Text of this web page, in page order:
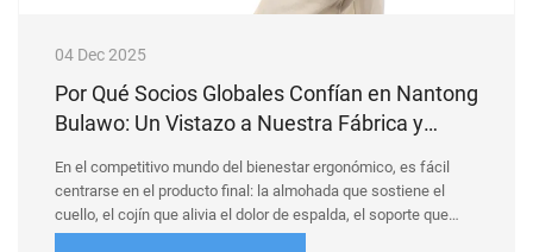
04 Dec 2025
Por Qué Socios Globales Confían en Nantong
Bulawo: Un Vistazo a Nuestra Fábrica y
En el competitivo mundo del bienestar ergonómico, es fácil
centrarse en el producto final: la almohada que sostiene el
cuello, el cojín que alivia el dolor de espalda, el soporte que
transforma el descanso. Pero en Nantong Bulawo, creemos